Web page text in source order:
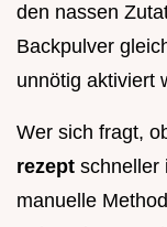
den nassen
Backpulver
unnötig aktiviert
Wer sich fragt,
rezept schneller
manuelle